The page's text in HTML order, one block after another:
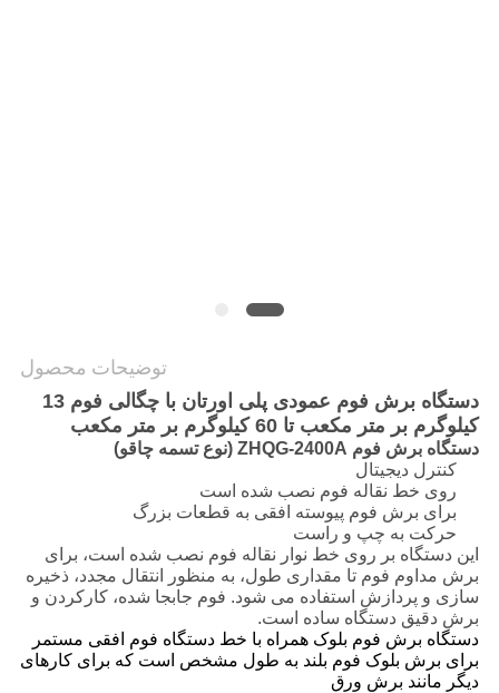
توضیحات محصول
دستگاه برش فوم عمودی پلی اورتان با چگالی فوم 13
کیلوگرم بر متر مکعب تا 60 کیلوگرم بر متر مکعب
دستگاه برش فوم ZHQG-2400A (نوع تسمه چاقو)
کنترل دیجیتال
روی خط نقاله فوم نصب شده است
برای برش فوم پیوسته افقی به قطعات بزرگ
حرکت به چپ و راست
این دستگاه بر روی خط نوار نقاله فوم نصب شده است، برای
برش مداوم فوم تا مقداری طول، به منظور انتقال مجدد، ذخیره
سازی و پردازش استفاده می شود. فوم جابجا شده، کارکردن و
برش دقیق دستگاه ساده است.
دستگاه برش فوم بلوک همراه با خط دستگاه فوم افقی مستمر
برای برش بلوک فوم بلند به طول مشخص است که برای کارهای
دیگر مانند برش ورق